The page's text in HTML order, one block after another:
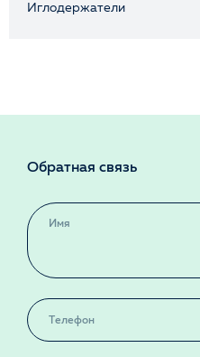
Иглодержатели
Обратная связь